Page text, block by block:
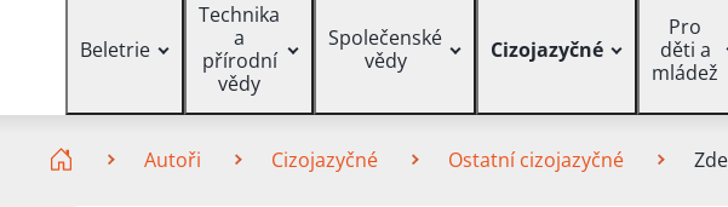
Beletrie
Technika
a
přírodní
vědy
Společenské
vědy
Cizojazyčné
Pro
děti a
mládež
Autoři Cizojazyčné Ostatní cizojazyčné